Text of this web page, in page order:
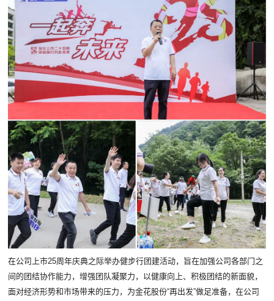
在公司上市25周年庆典之际举办健步行团建活动，旨在加强公司各部门之
间的团结协作能力，增强团队凝聚力，以健康向上、积极团结的新面貌，
面对经济形势和市场带来的压力，为金花股份“再出发”做足准备，在公司